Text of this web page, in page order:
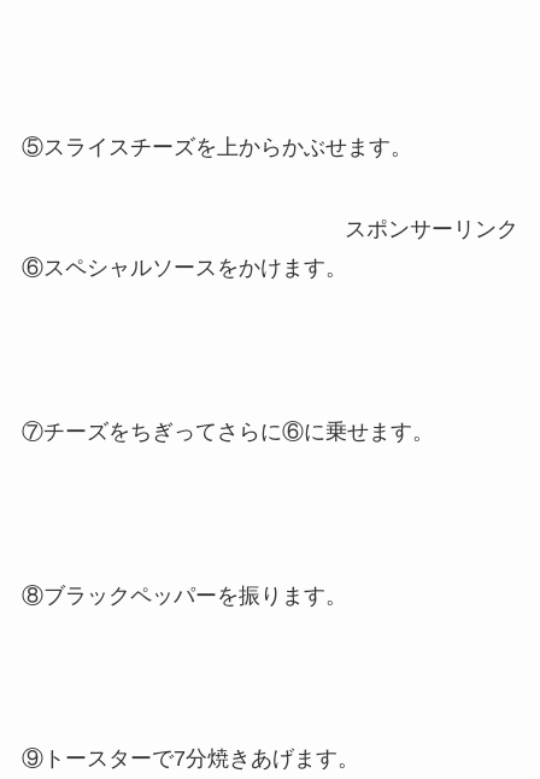
⑤スライスチーズを上からかぶせます。
スポンサーリンク
⑥スペシャルソースをかけます。
⑦チーズをちぎってさらに⑥に乗せます。
⑧ブラックペッパーを振ります。
⑨トースターで7分焼きあげます。